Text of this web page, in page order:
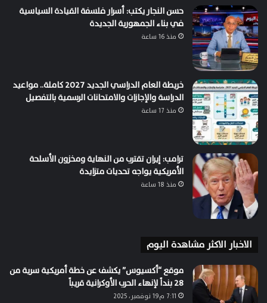
حسن النجار يكتب: أسرار فلسفة القيادة السياسية
في بناء الجمهورية الجديدة
منذ 16 ساعة
خريطة العام الدراسي الجديد 2027 كاملة.. مواعيد
الدراسة والإجازات والامتحانات الرسمية بالتفصيل
منذ 17 ساعة
ترامب: إيران تقترب من النهاية ومخزون الأسلحة
الأمريكية يواجه تحديات متزايدة
منذ 18 ساعة
الاخبار الاكثر مشاهدة اليوم
موقع “أكسيوس” يكشف عن خطة أمريكية سرية من
28 بنداً لإنهاء الحرب الأوكرانية قريباً
7:11 م19 نوفمبر، 2025